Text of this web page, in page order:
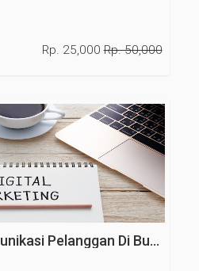
Rp. 25,000Rp. 50,000
7 Tips Ampuh Komunikasi Pelanggan Di Bulan Ramadan